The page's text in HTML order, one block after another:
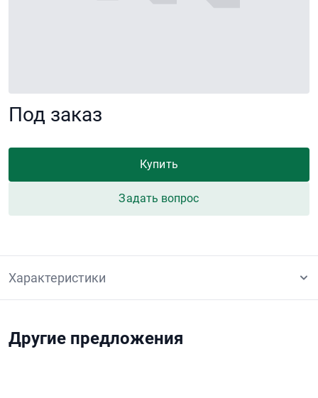
Под заказ
Купить
Задать вопрос
Характеристики
Другие предложения